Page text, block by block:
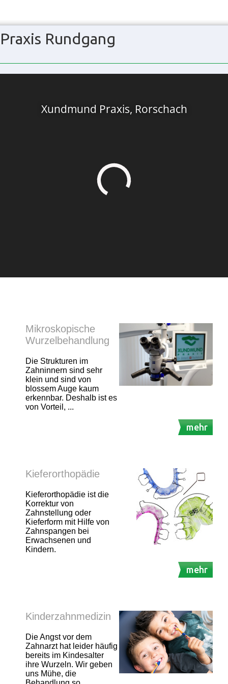
Praxis Rundgang
Mikroskopische
Wurzelbehandlung
Die Strukturen im
Zahninnern sind sehr
klein und sind von
blossem Auge kaum
erkennbar. Deshalb ist es
von Vorteil, ...
mehr
Kieferorthopädie
Kieferorthopädie ist die
Korrektur von
Zahnstellung oder
Kieferform mit Hilfe von
Zahnspangen bei
Erwachsenen und
Kindern.
mehr
Kinderzahnmedizin
Die Angst vor dem
Zahnarzt hat leider häufig
bereits im Kindesalter
ihre Wurzeln. Wir geben
uns Mühe, die